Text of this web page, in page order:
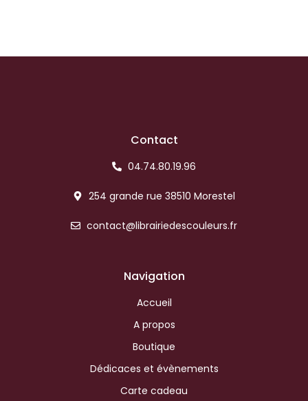
Contact
04.74.80.19.96
254 grande rue 38510 Morestel
contact@librairiedescouleurs.fr
Navigation
Accueil
A propos
Boutique
Dédicaces et évènements
Carte cadeau